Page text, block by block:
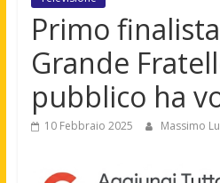
Primo
Grande
pubblico ha
10 Febbraio 2025 Massimo